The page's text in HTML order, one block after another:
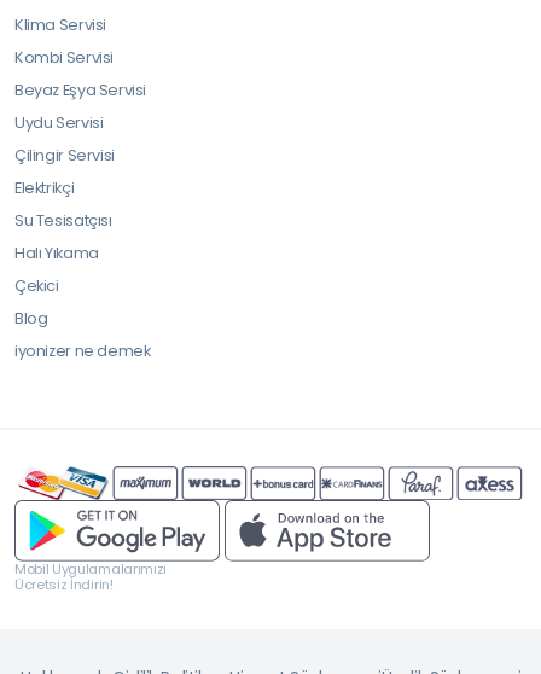
Klima Servisi
Kombi Servisi
Beyaz Eşya Servisi
Uydu Servisi
Çilingir Servisi
Elektrikçi
Su Tesisatçısı
Halı Yıkama
Çekici
Blog
iyonizer ne demek
Mobil Uygulamalarımızı
Ücretsiz İndirin!